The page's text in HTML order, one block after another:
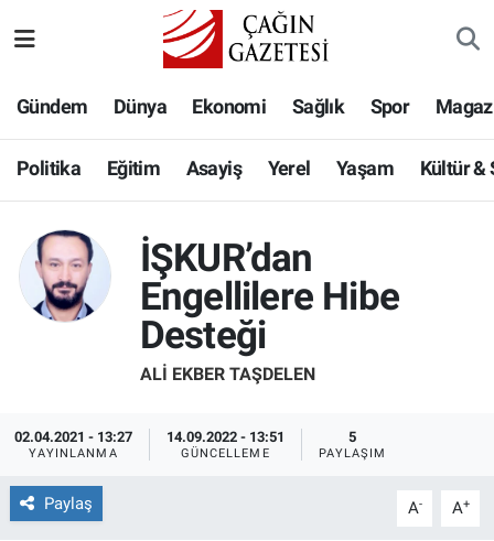
Gündem Dünya Ekonomi Sağlık Spor
Politika Eğitim Asayiş Yerel Yaşam Kültür &
İŞKUR’dan
Engellilere Hibe
Desteği
ALI EKBER TAŞDELEN
02.04.2021 - 13:27
YAYINLANMA
14.09.2022 - 13:51
GÜNCELLEME
5
PAYLAŞIM
Paylaş A- A+
Eğitim
Asayiş
Yerel
Yaşam
Kültür & Sanat
Hava Durumu
Namaz Vakitleri
Trafik Durumu
Süper Lig Puan Durumu ve Fikstür
Tüm Manşetler